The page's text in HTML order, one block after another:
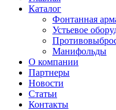
Каталог
Фонтанная
Устьевое
Манифольды
О компании
Партнеры
Новости
Статьи
Контакты